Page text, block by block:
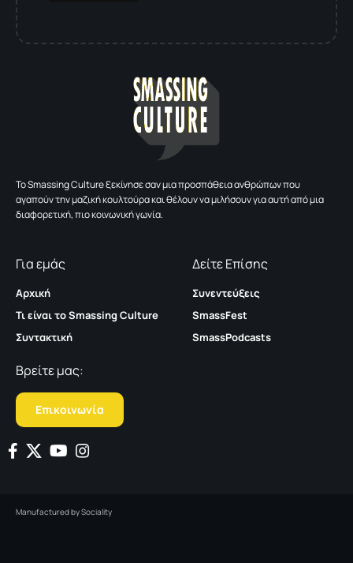
To Smassing Culture ξεκίνησε σαν μια προσπάθεια ανθρώπων που
αγαπούν την μαζική κουλτούρα και θέλουν να μιλήσουν για αυτή από μια
διαφορετική, πιο κοινωνική γωνία.
Για εμάς
Αρχική
Τι είναι το Smassing Culture
Συντακτική
Δείτε Επίσης
Συνεντεύξεις
SmassFest
SmassPodcasts
Βρείτε μας:
Επικοινωνία
Manufactured bySociality